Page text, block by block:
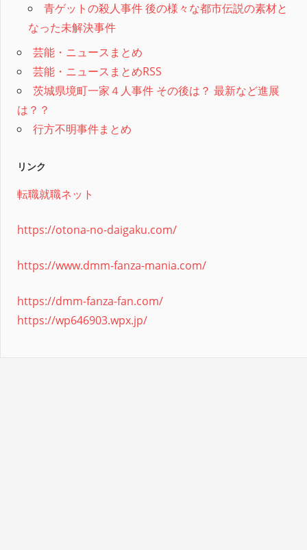
青ゲットの殺人事件 後の様々な都市伝説の素材と
なった未解決事件
芸能・ニュースまとめ
芸能・ニュースまとめRSS
茨城県境町一家４人事件 その後は？ 最新など進展
は？？
行方不明事件まとめ
リンク
転職就職ネット
https://otona-no-daigaku.com/
https://www.dmm-fanza-mania.com/
https://dmm-fanza-fan.com/
https://wp646903.wpx.jp/